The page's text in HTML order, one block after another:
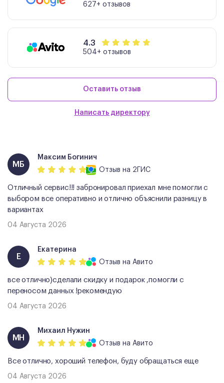
627+ отзывов
4.3
504+ отзывов
Оставить отзыв
Написать директору
МБ
Максим Богинич
Отзыв на 2ГИС
Отличный сервис!!! забронировал приехал мне помогли с
выбором все оперативно и отлично объяснили разницу в
вариантах
04 Августа 2026
Е
Екатерина
Отзыв на Авито
все отлично)сделали скидку и подарок ,помогли с
переносом данных !рекомендую
04 Августа 2026
МН
Михаил Нужин
Отзыв на Авито
Все отлично, хороший телефон, буду обращаться еще
04 Августа 2026